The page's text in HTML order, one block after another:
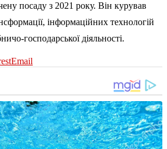
посаду з 2021 року. Він курував
інформаційних технологій
господарської діяльності.
Email